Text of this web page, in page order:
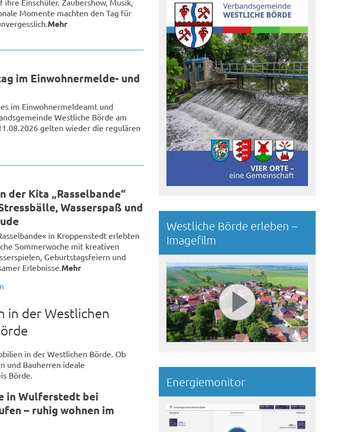
© Clemens Köhler
Momente machten den Tag für
Mehr
im Einwohnermelde- und
im Einwohnermeldeamt und
Westliche Börde am
gelten wieder die regulären
der Kita „Rasselbande“
Wasserspaß und
in Kroppenstedt erlebten
Sommerwoche mit kreativen
Geburtstagsfeiern und
Erlebnisse.Mehr
in der Westlichen
in der Westlichen Börde. Ob
und Bauherren ideale
Börde.
in Wulferstedt bei
– ruhig wohnen im
Westliche Börde erleben –
Imagefilm
Energiemonitor